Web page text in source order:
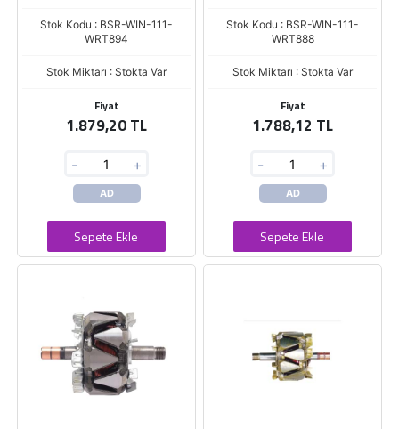
Stok Kodu : BSR-WIN-111-
WRT894
Stok Miktarı : Stokta Var
Fiyat
1.879,20 TL
- +
AD
Sepete Ekle
Stok Kodu : BSR-WIN-111-
WRT888
Stok Miktarı : Stokta Var
Fiyat
1.788,12 TL
- +
AD
Sepete Ekle